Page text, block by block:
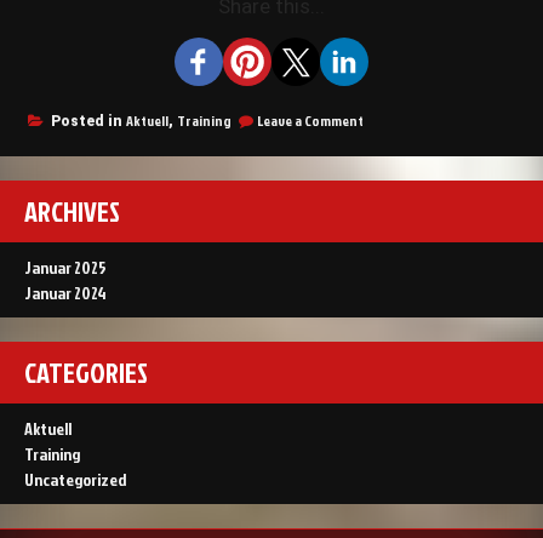
Posted in Aktuell, Training Leave a Comment
ARCHIVES
Januar 2025
Januar 2024
CATEGORIES
Aktuell
Training
Uncategorized